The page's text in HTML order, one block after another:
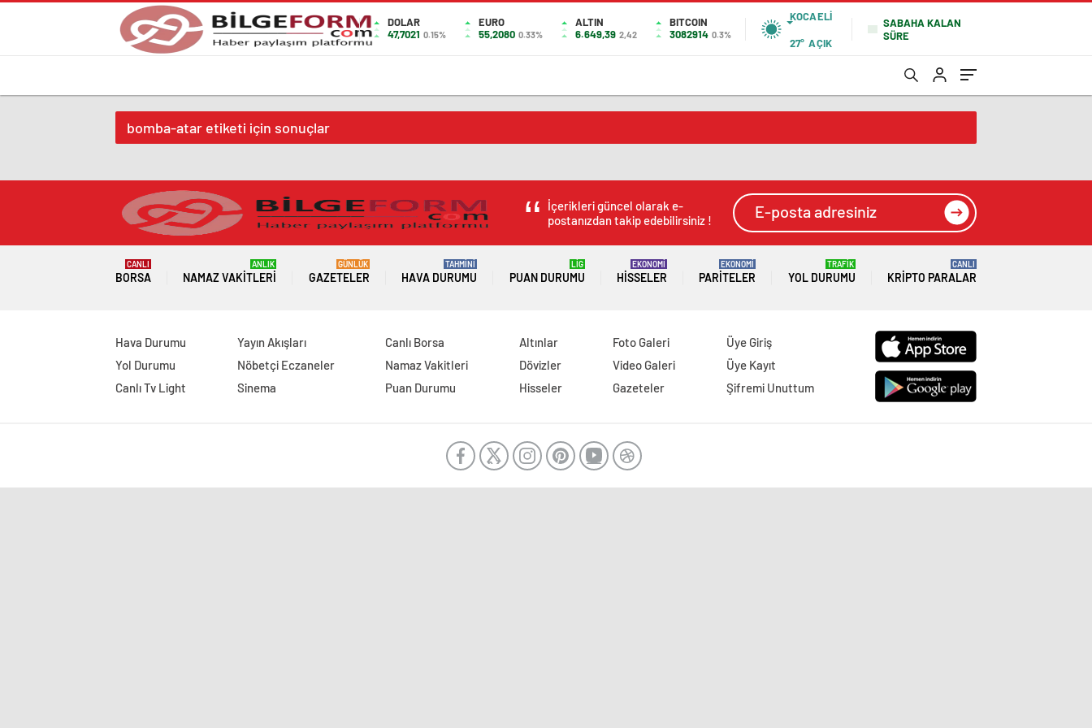
DOLAR
47,7021 0.15%
EURO
55,2080 0.33%
ALTIN
6.649,39 2,42
BITCOIN
3082914 0.3%
KOCAELI
27° AÇIK
SABAHA KALAN
SÜRE
bomba-atar etiketi için sonuçlar
İçerikleri güncel olarak e-
postanızdan takip edebilirsiniz !
BORSA
CANLI
NAMAZ VAKITLERI
ANLIK
GAZETELER
GÜNLÜK
HAVA DURUMU
TAHMİNİ
PUAN DURUMU
LİG
HISSELER
EKONOMİ
PARITELER
EKONOMİ
YOL DURUMU
TRAFİK
KRIPTO PARALAR
CANLI
Hava Durumu
Yol Durumu
Canlı Tv Light
Yayın Akışları
Nöbetçi Eczaneler
Sinema
Canlı Borsa
Namaz Vakitleri
Puan Durumu
Altınlar
Dövizler
Hisseler
Foto Galeri
Video Galeri
Gazeteler
Üye Giriş
Üye Kayıt
Şifremi Unuttum